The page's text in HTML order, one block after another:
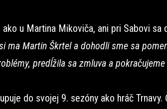
ako u Martina Mikoviča, ani pri Sabovi sa
ma Martin Škrtel a dohodli sme sa
predĺžila sa zmluva a pokračujeme
do svojej 9. sezóny ako hráč Trnavy.